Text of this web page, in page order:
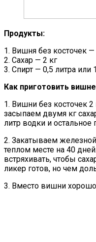
Продукты:
1. Вишня без косточек —
2. Сахар — 2 кг
3. Спирт — 0,5 литра или
Как приготовить
1. Вишни без косточек
засыпаем двумя кг
литр водки и остальное
2. Закатываем
теплом месте на 40
встряхивать, чтобы
ликер готов, но чем
3. Вместо вишни